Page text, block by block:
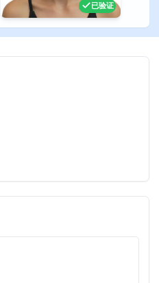
已验证